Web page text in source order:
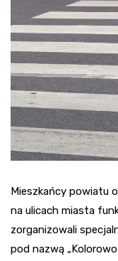
Mieszkańcy powiatu
na ulicach miasta
zorganizowali
pod nazwą